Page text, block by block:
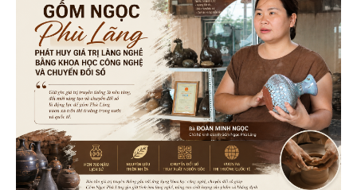
hút sự tham gia của hơn 100 đại biểu là lãnh đạo
các đơn vị thuộc Bộ Nông nghiệp và Môi trường,
chuyên gia, nhà khoa học, Sở Nông nghiệp và Môi
trường tỉnh Lai Châu và đại diện các cơ quan đơn vị
doanh nghiệp ở các tỉnh miền núi phía Bắc.